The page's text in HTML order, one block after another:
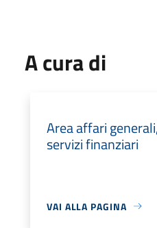
A cura di
Area affari
servizi finanziari
VAI ALLA PAGINA